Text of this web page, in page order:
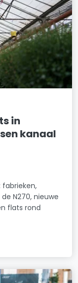
in
kanaal
N270, nieuwe
flats rond